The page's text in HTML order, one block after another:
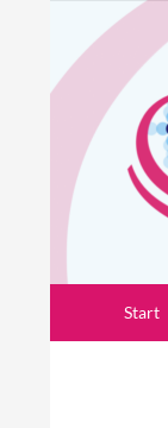
springen
Pfarrei
Start